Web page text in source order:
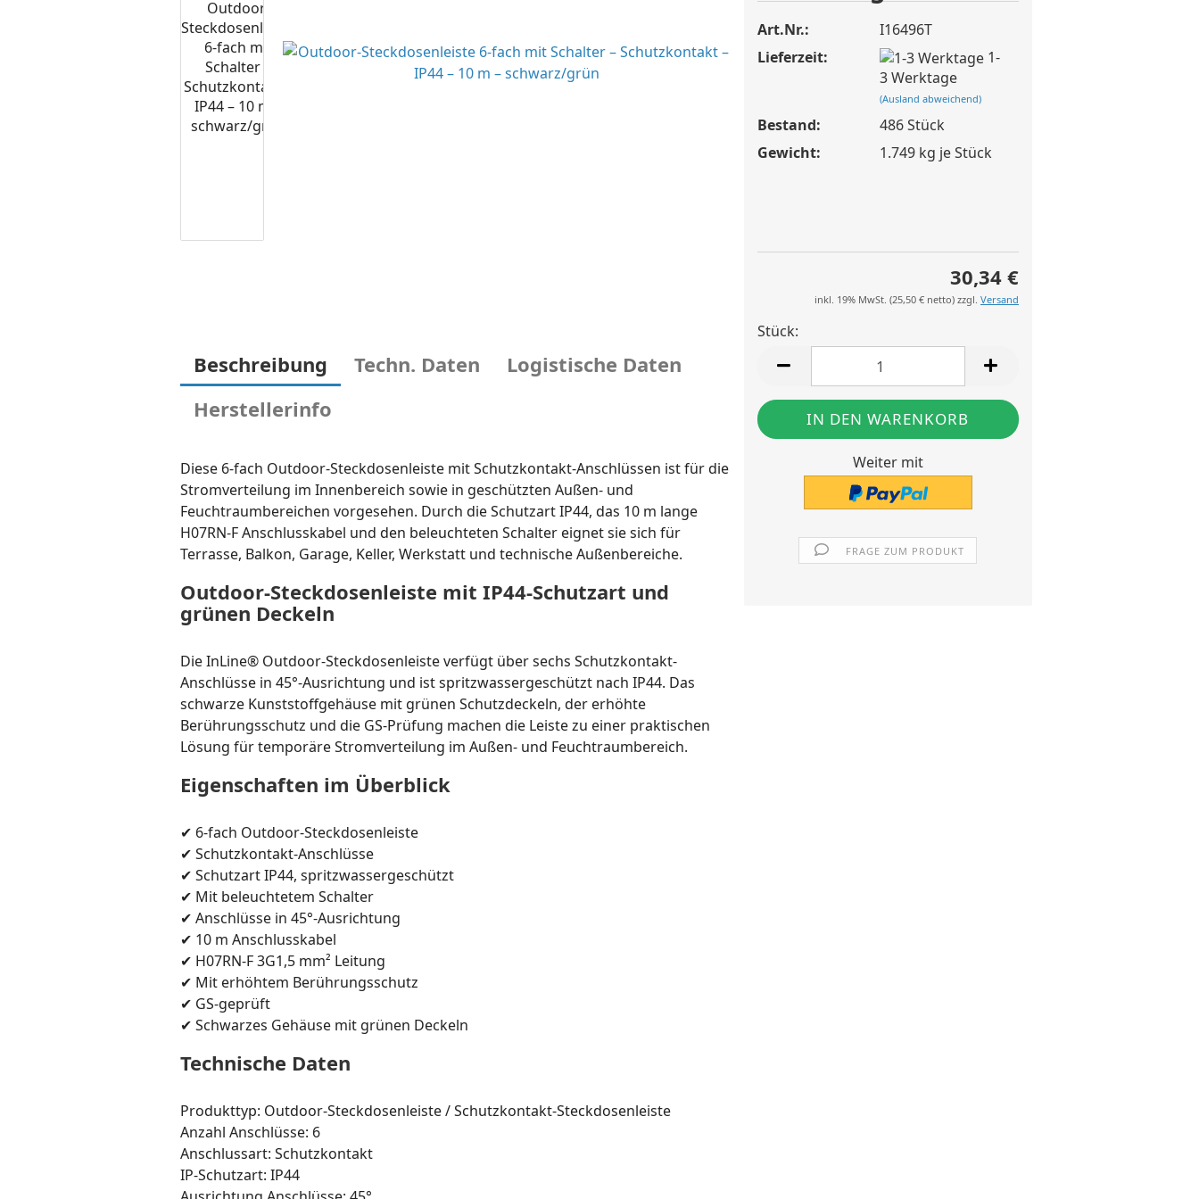
Art.Nr.:
I16496T
Lieferzeit:
1-
3 Werktage
(Ausland abweichend)
Bestand: 486Stück
Gewicht:
1.749kg je Stück
30,34 €
inkl. 19% MwSt. (25,50 € netto) zzgl. Versand
Stück:
Stück
Weiter mit
FRAGE ZUM PRODUKT
Beschreibung Techn. Daten
Logistische Daten
Herstellerinfo
Diese 6-fach Outdoor-Steckdosenleiste mit Schutzkontakt-Anschlüssen ist für die
Stromverteilung im Innenbereich sowie in geschützten Außen- und
Feuchtraumbereichen vorgesehen. Durch die Schutzart IP44, das 10 m lange
H07RN-F Anschlusskabel und den beleuchteten Schalter eignet sie sich für
Terrasse, Balkon, Garage, Keller, Werkstatt und technische Außenbereiche.
Outdoor-Steckdosenleiste mit IP44-Schutzart und
grünen Deckeln
Die InLine® Outdoor-Steckdosenleiste verfügt über sechs Schutzkontakt-
Anschlüsse in 45°-Ausrichtung und ist spritzwassergeschützt nach IP44. Das
schwarze Kunststoffgehäuse mit grünen Schutzdeckeln, der erhöhte
Berührungsschutz und die GS-Prüfung machen die Leiste zu einer praktischen
Lösung für temporäre Stromverteilung im Außen- und Feuchtraumbereich.
Eigenschaften im Überblick
✔ 6-fach Outdoor-Steckdosenleiste
✔ Schutzkontakt-Anschlüsse
✔ Schutzart IP44, spritzwassergeschützt
✔ Mit beleuchtetem Schalter
✔ Anschlüsse in 45°-Ausrichtung
✔ 10 m Anschlusskabel
✔ H07RN-F 3G1,5 mm² Leitung
✔ Mit erhöhtem Berührungsschutz
✔ GS-geprüft
✔ Schwarzes Gehäuse mit grünen Deckeln
Technische Daten
Produkttyp: Outdoor-Steckdosenleiste / Schutzkontakt-Steckdosenleiste
Anzahl Anschlüsse: 6
Anschlussart: Schutzkontakt
IP-Schutzart: IP44